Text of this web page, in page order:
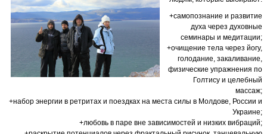
+самопознание и развитие
духа через духовные
семинары и медитации;
+очищение тела через йогу,
голодание, закаливание,
физические упражнения по
Голтису и целебный
массаж;
+набор энергии в ретритах и поездках на места силы в Молдове, России и
Украине;
+любовь в паре вне зависимостей и низких вибраций;